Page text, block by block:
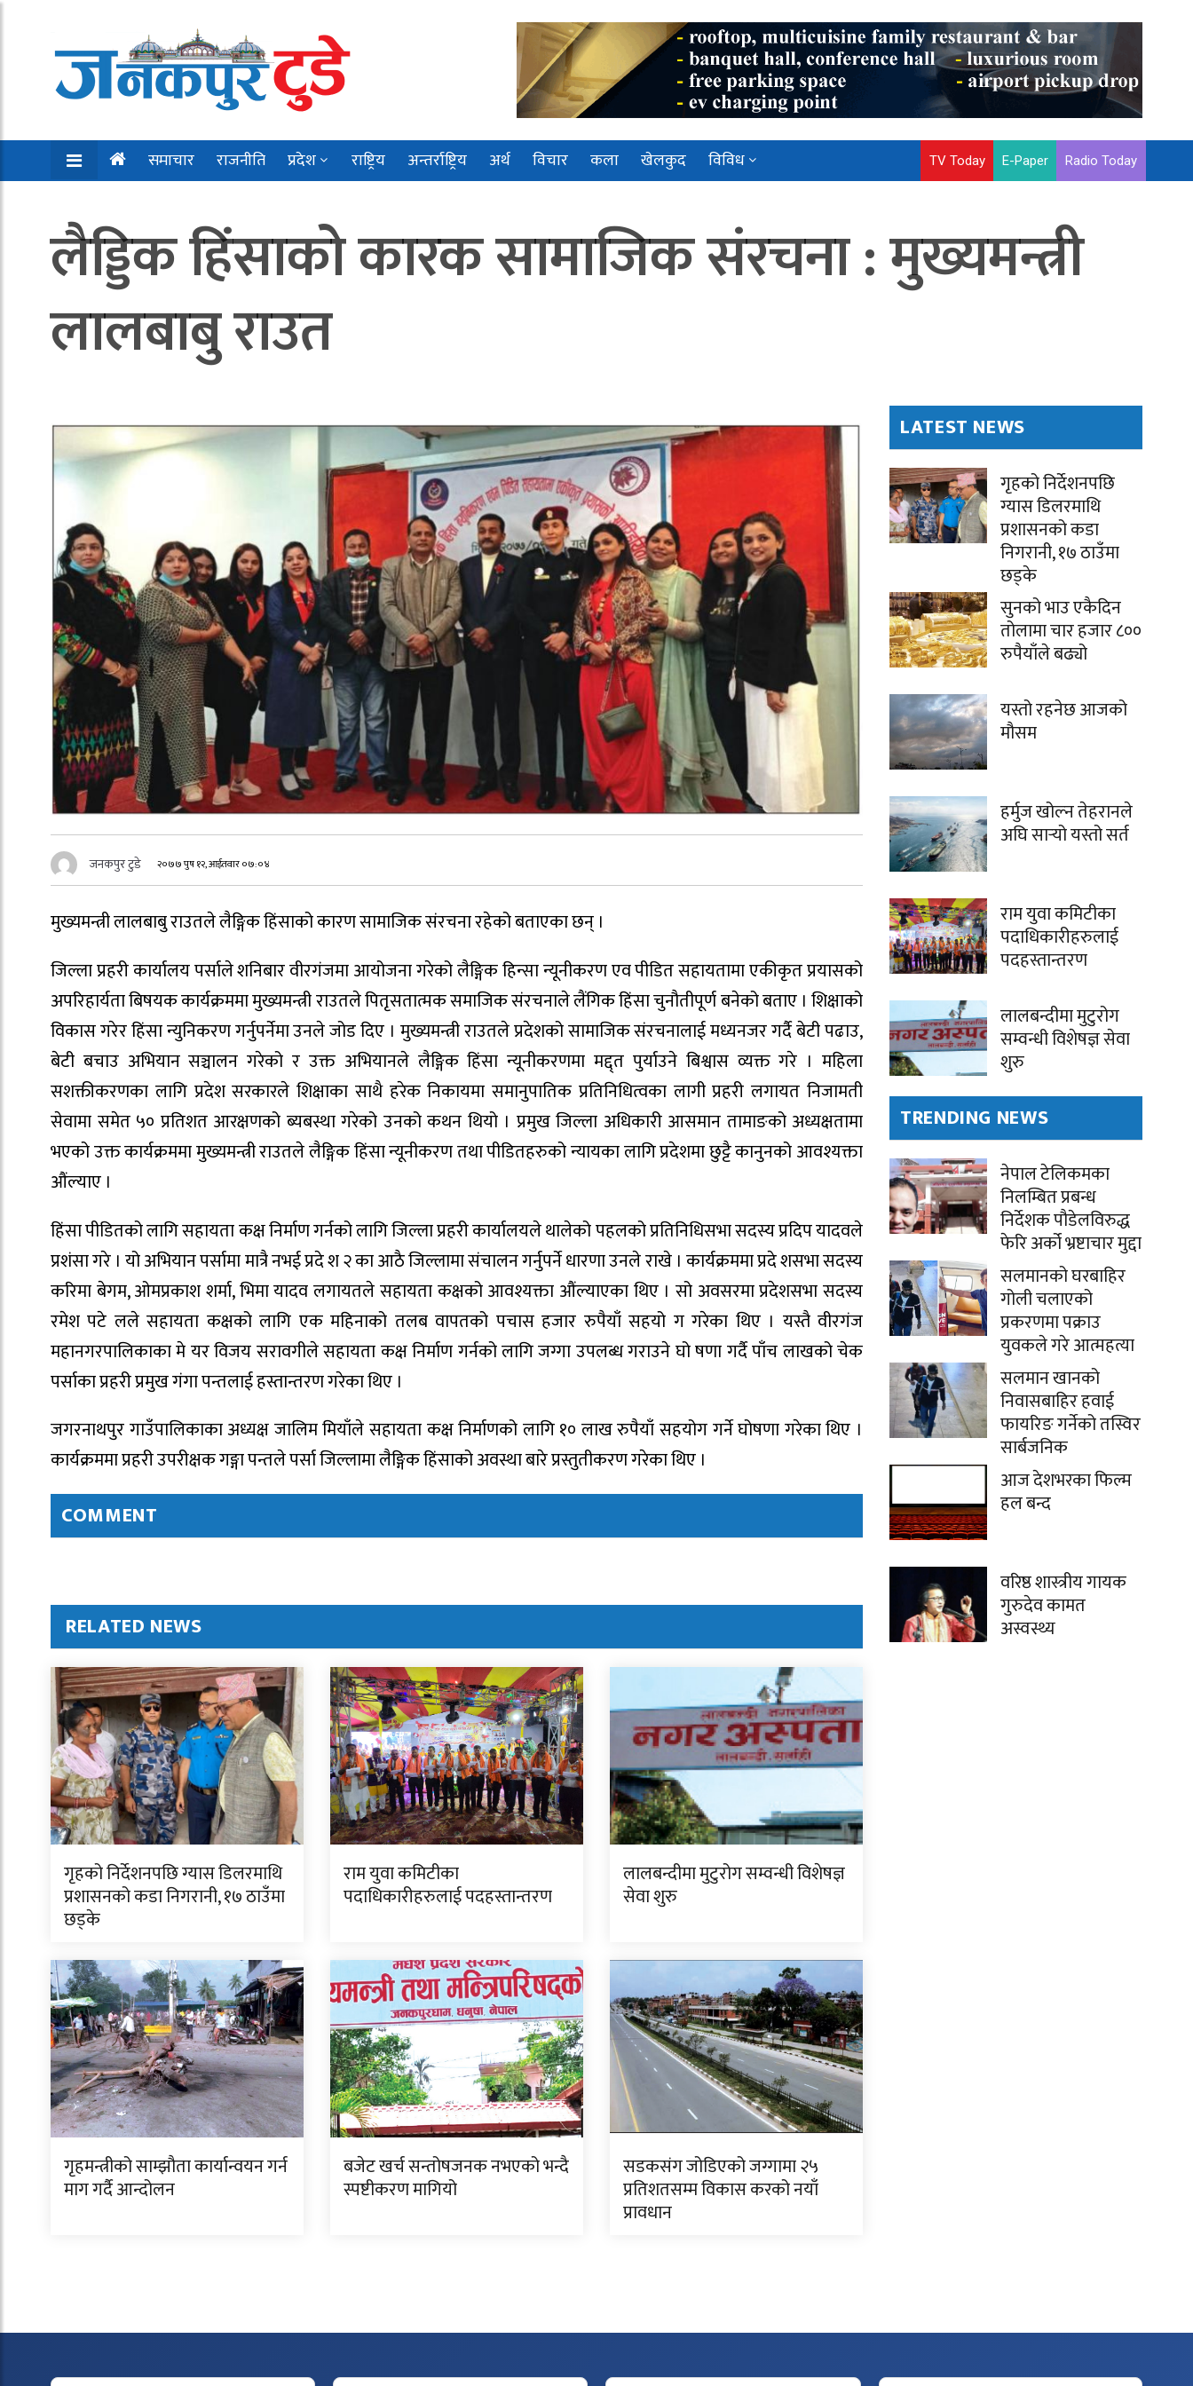
समाचार राजनीति प्रदेश राष्ट्रिय अन्तर्राष्ट्रिय अर्थ विचार कला खेलकुद विविध TV Today E-Paper Radio Today
लैड्डिक हिंसाको कारक सामाजिक संरचना : मुख्यमन्त्री
लालबाबु राउत
जनकपुर टुडे २०७७ पुष १२, आईतवार ०७:०४
मुख्यमन्त्री लालबाबु राउतले लैङ्गिक हिंसाको कारण सामाजिक संरचना रहेको बताएका छन् ।
जिल्ला प्रहरी कार्यालय पर्साले शनिबार वीरगंजमा आयोजना गरेको लैङ्गिक हिन्सा न्यूनीकरण एव पीडित सहायतामा एकीकृत प्रयासको
अपरिहार्यता बिषयक कार्यक्रममा मुख्यमन्त्री राउतले पितृसतात्मक समाजिक संरचनाले लैंगिक हिंसा चुनौतीपूर्ण बनेको बताए । शिक्षाको
विकास गरेर हिंसा न्युनिकरण गर्नुपर्नेमा उनले जोड दिए । मुख्यमन्त्री राउतले प्रदेशको सामाजिक संरचनालाई मध्यनजर गर्दै बेटी पढाउ,
बेटी बचाउ अभियान सञ्चालन गरेको र उक्त अभियानले लैङ्गिक हिंसा न्यूनीकरणमा मद्द्त पुर्याउने बिश्वास व्यक्त गरे । महिला
सशक्तीकरणका लागि प्रदेश सरकारले शिक्षाका साथै हरेक निकायमा समानुपातिक प्रतिनिधित्वका लागी प्रहरी लगायत निजामती
सेवामा समेत ५० प्रतिशत आरक्षणको ब्यबस्था गरेको उनको कथन थियो । प्रमुख जिल्ला अधिकारी आसमान तामाङको अध्यक्षतामा
भएको उक्त कार्यक्रममा मुख्यमन्त्री राउतले लैङ्गिक हिंसा न्यूनीकरण तथा पीडितहरुको न्यायका लागि प्रदेशमा छुट्टै कानुनको आवश्यक्ता
औंल्याए ।
हिंसा पीडितको लागि सहायता कक्ष निर्माण गर्नको लागि जिल्ला प्रहरी कार्यालयले थालेको पहलको प्रतिनिधिसभा सदस्य प्रदिप यादवले
प्रशंसा गरे । यो अभियान पर्सामा मात्रै नभई प्रदे श २ का आठै जिल्लामा संचालन गर्नुपर्ने धारणा उनले राखे । कार्यक्रममा प्रदे शसभा सदस्य
करिमा बेगम, ओमप्रकाश शर्मा, भिमा यादव लगायतले सहायता कक्षको आवश्यक्ता औंल्याएका थिए । सो अवसरमा प्रदेशसभा सदस्य
रमेश पटे लले सहायता कक्षको लागि एक महिनाको तलब वापतको पचास हजार रुपैयाँ सहयो ग गरेका थिए । यस्तै वीरगंज
महानगरपालिकाका मे यर विजय सरावगीले सहायता कक्ष निर्माण गर्नको लागि जग्गा उपलब्ध गराउने घो षणा गर्दै पाँच लाखको चेक
पर्साका प्रहरी प्रमुख गंगा पन्तलाई हस्तान्तरण गरेका थिए ।
जगरनाथपुर गाउँपालिकाका अध्यक्ष जालिम मियाँले सहायता कक्ष निर्माणको लागि १० लाख रुपैयाँ सहयोग गर्ने घोषणा गरेका थिए ।
कार्यक्रममा प्रहरी उपरीक्षक गङ्गा पन्तले पर्सा जिल्लामा लैङ्गिक हिंसाको अवस्था बारे प्रस्तुतीकरण गरेका थिए ।
COMMENT
RELATED NEWS
गृहको निर्देशनपछि ग्यास डिलरमाथि
प्रशासनको कडा निगरानी, १७ ठाउँमा
छड्के
राम युवा कमिटीका
पदाधिकारीहरुलाई पदहस्तान्तरण
लालबन्दीमा मुटुरोग सम्वन्धी विशेषज्ञ
सेवा शुरु
गृहमन्त्रीको साम्झौता कार्यान्वयन गर्न
माग गर्दै आन्दोलन
बजेट खर्च सन्तोषजनक नभएको भन्दै
स्पष्टीकरण मागियो
सडकसंग जोडिएको जग्गामा २५
प्रतिशतसम्म विकास करको नयाँ
प्रावधान
LATEST NEWS
गृहको निर्देशनपछि
ग्यास डिलरमाथि
प्रशासनको कडा
निगरानी, १७ ठाउँमा
छड्के
सुनको भाउ एकैदिन
तोलामा चार हजार ८००
रुपैयाँले बढ्यो
यस्तो रहनेछ आजको
मौसम
हर्मुज खोल्न तेहरानले
अघि सार्‍यो यस्तो सर्त
राम युवा कमिटीका
पदाधिकारीहरुलाई
पदहस्तान्तरण
लालबन्दीमा मुटुरोग
सम्वन्धी विशेषज्ञ सेवा
शुरु
TRENDING NEWS
नेपाल टेलिकमका
निलम्बित प्रबन्ध
निर्देशक पौडेलविरुद्ध
फेरि अर्को भ्रष्टाचार मुद्दा
सलमानको घरबाहिर
गोली चलाएको
प्रकरणमा पक्राउ
युवकले गरे आत्महत्या
सलमान खानको
निवासबाहिर हवाई
फायरिङ गर्नेको तस्विर
सार्बजनिक
आज देशभरका फिल्म
हल बन्द
वरिष्ठ शास्त्रीय गायक
गुरुदेव कामत
अस्वस्थ्य